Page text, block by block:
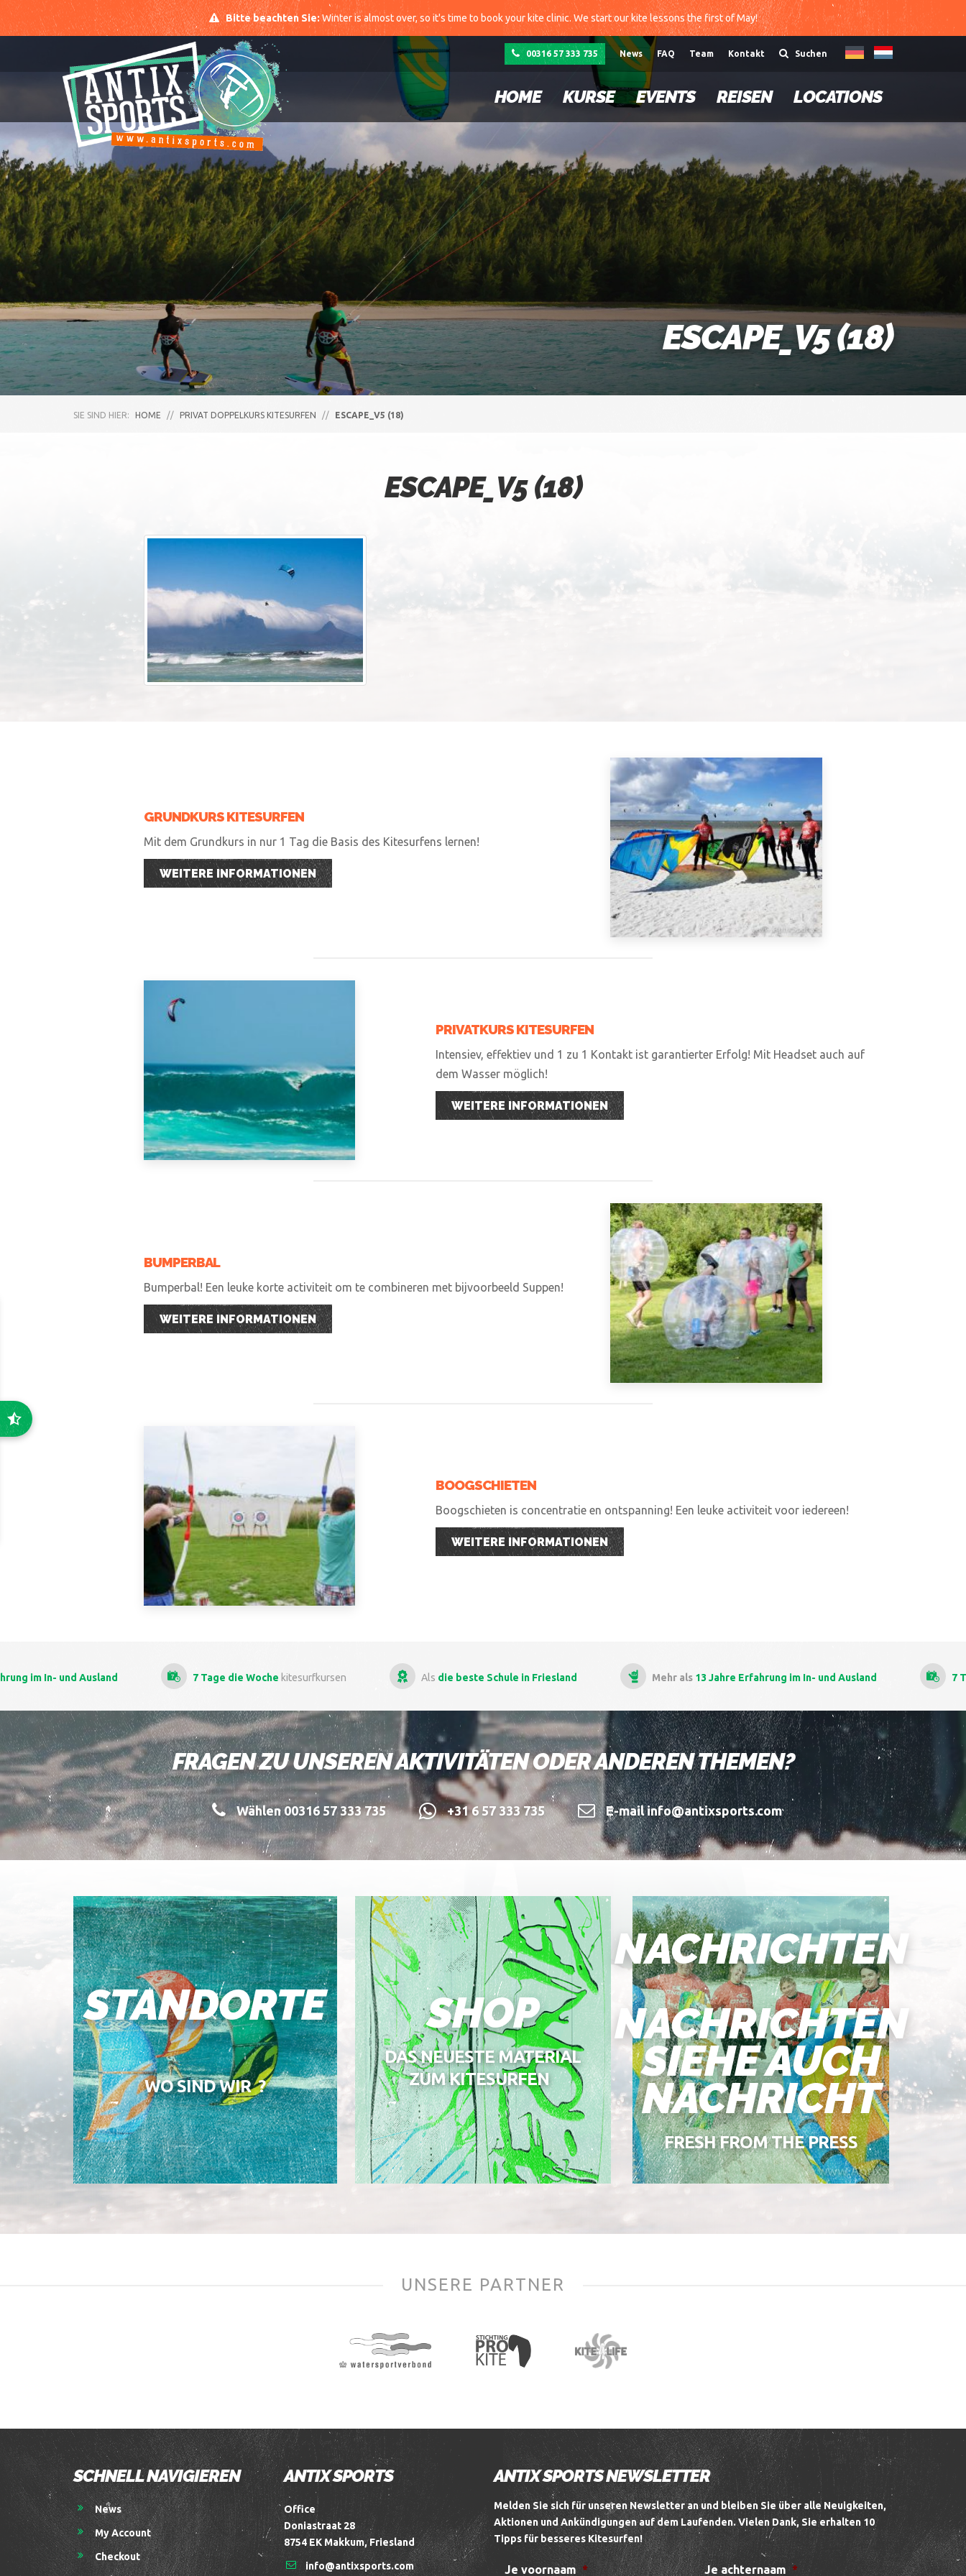
Bitte beachten Sie:Winter is almost over, so it's time to book your kite clinic. We start our kite lessons the first of May!
Suchen
News FAQ Team Kontakt
00316 57 333 735
HOME KURSE EVENTS REISEN LOCATIONS
ESCAPE_V5 (18)
SIE SIND HIER: HOME // PRIVAT DOPPELKURS KITESURFEN // ESCAPE_V5 (18)
ESCAPE_V5 (18)
GRUNDKURS KITESURFEN
Mit dem Grundkurs in nur 1 Tag die Basis des Kitesurfens lernen!
WEITERE INFORMATIONEN
PRIVATKURS KITESURFEN
Intensiev, effektiev und 1 zu 1 Kontakt ist garantierter Erfolg! Mit Headset auch auf
dem Wasser möglich!
WEITERE INFORMATIONEN
BUMPERBAL
Bumperbal! Een leuke korte activiteit om te combineren met bijvoorbeeld Suppen!
WEITERE INFORMATIONEN
BOOGSCHIETEN
Boogschieten is concentratie en ontspanning! Een leuke activiteit voor iedereen!
WEITERE INFORMATIONEN
7 Tage die Woche kitesurfkursen Alsdie beste Schule in Friesland Mehr als13 Jahre Erfahrungim In- und Ausland 7 Tage die Woche
FRAGEN ZU UNSEREN AKTIVITÄTEN ODER ANDEREN THEMEN?
Wählen 00316 57 333 735 +31 6 57 333 735 E-mail info@antixsports.com
STANDORTE
WO SIND WIR ?
SHOP
DAS NEUESTE MATERIAL
ZUM KITESURFEN
NACHRICHTEN
NACHRICHTEN
SIEHE AUCH
NACHRICHT
FRESH FROM THE PRESS
UNSERE PARTNER
SCHNELL NAVIGIEREN
News
My Account
Checkout
ANTIX SPORTS
Office
Doniastraat 28
8754 EK Makkum, Friesland
info@antixsports.com
ANTIX SPORTS NEWSLETTER
Melden Sie sich für unseren Newsletter an und bleiben Sie über alle Neuigkeiten,
Aktionen und Ankündigungen auf dem Laufenden.Vielen Dank, Sie erhalten 10
Tipps für besseres Kitesurfen!
Je voornaam * Je achternaam *